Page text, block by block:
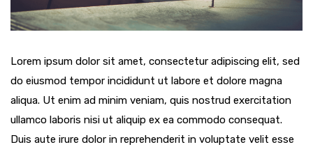
Lorem ipsum dolor sit amet, consectetur adipiscing elit, sed
do eiusmod tempor incididunt ut labore et dolore magna
aliqua. Ut enim ad minim veniam, quis nostrud exercitation
ullamco laboris nisi ut aliquip ex ea commodo consequat.
Duis aute irure dolor in reprehenderit in voluptate velit esse